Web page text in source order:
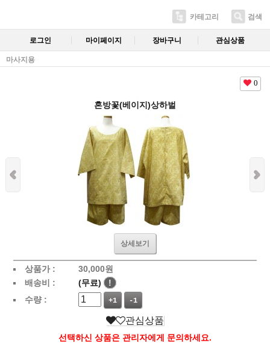
카테고리 검색
로그인 마이페이지 장바구니 관심상품
마사지용
0
혼방꽃(베이지)상하벌
상세보기
상품가 : 30,000원
배송비 :
(무료)
!
수량 :
+1 -1
관심상품
선택하신 상품은 관리자에게 문의하세요.